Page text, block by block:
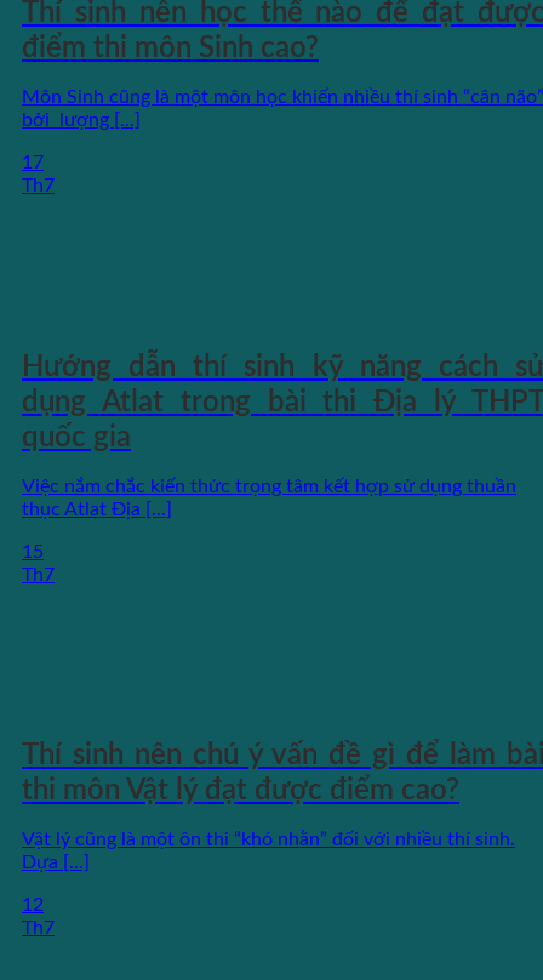
Thí sinh nên học thế nào để đạt
điểm thi môn Sinh cao?
Môn Sinh cũng là một môn học khiến nhiều thí sinh “cân não”
bởi lượng [...]
17
Th7
Hướng dẫn thí sinh kỹ năng cách
dụng Atlat trong bài thi Địa lý
quốc gia
Việc nắm chắc kiến thức trọng tâm kết hợp sử dụng thuần
thục Atlat Địa [...]
15
Th7
Thí sinh nên chú ý vấn đề gì để làm
thi môn Vật lý đạt được điểm cao?
Vật lý cũng là một ôn thi “khó nhằn” đối với nhiều thí sinh.
Dựa [...]
12
Th7